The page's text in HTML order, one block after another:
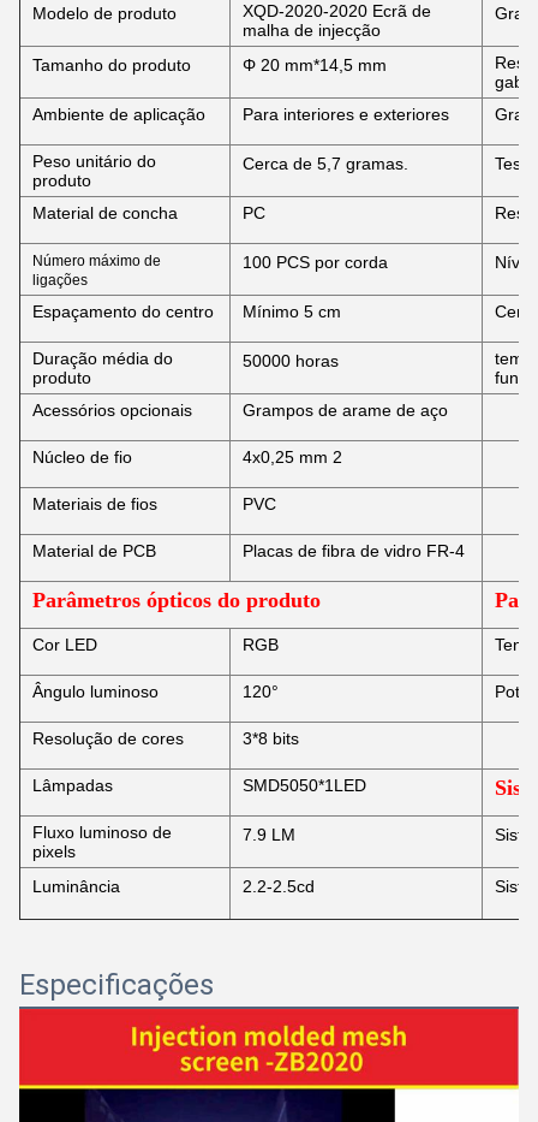
Modelo de produto
XQD-2020-2020 Ecrã de
malha de injecção
Grau
Tamanho do produto Φ 20 mm*14,5 mm
Ambiente de aplicação
Para interiores e exteriores Grau
Peso unitário do
produto
Cerca de 5,7 gramas.
Material de concha PC
Número máximo de
ligações
100 PCS por corda Nível
Espaçamento do centro Mínimo 5 cm
Duração média do
produto
50000 horas
Acessórios opcionais
Grampos de arame de aço
Núcleo de fio 4x0,25 mm 2
Materiais de fios PVC
Material de PCB Placas de fibra de vidro FR-4
Parâmetros ópticos do produto
Cor LED RGB
Ângulo luminoso 120°
Resolução de cores 3*8 bits
Lâmpadas SMD5050*1LED
Fluxo luminoso de
pixels
7.9 LM
Luminância 2.2-2.5cd
Especificações